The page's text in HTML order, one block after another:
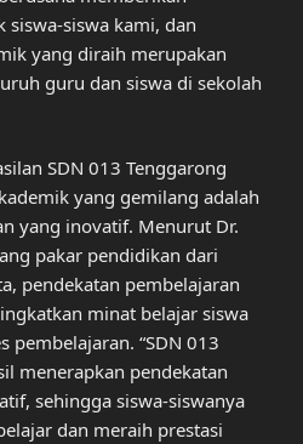
siswa kami, dan
yang diraih merupakan
guru dan siswa di sekolah
SDN 013 Tenggarong
yang gemilang adalah
yang inovatif. Menurut Dr.
pakar pendidikan dari
pendekatan pembelajaran
minat belajar siswa
pembelajaran. “SDN 013
menerapkan pendekatan
sehingga siswa-siswanya
dan meraih prestasi